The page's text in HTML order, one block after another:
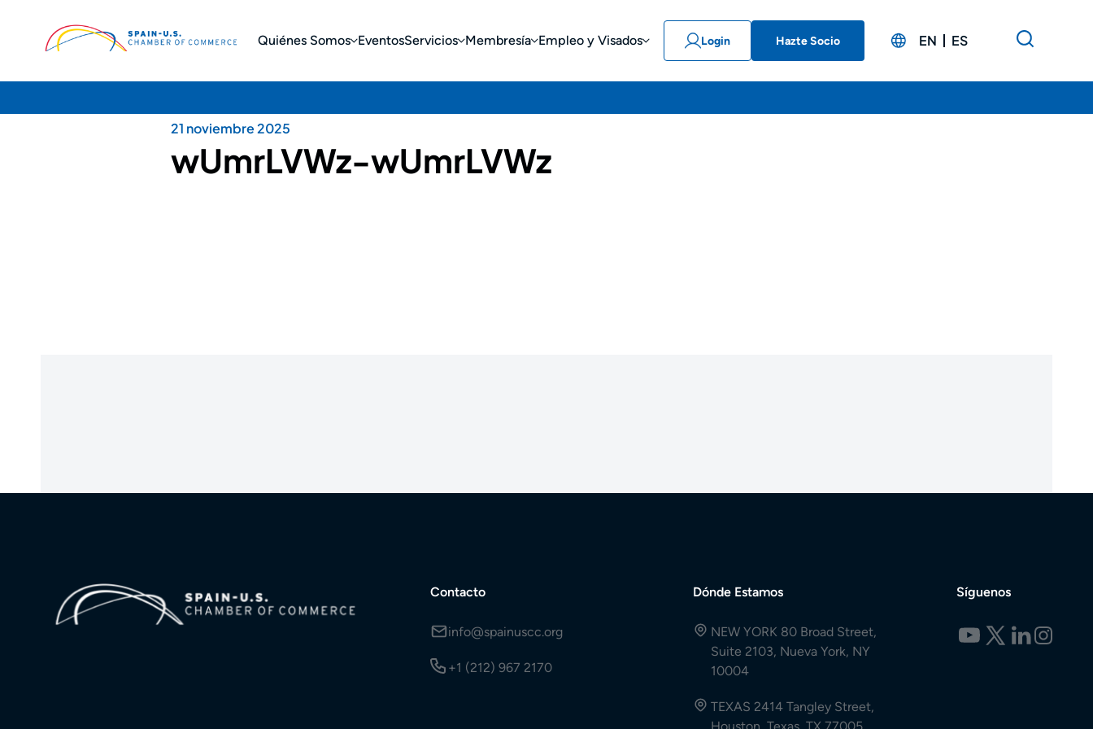
Quiénes Somos EventosServicios Membresía Empleo y Visados Login Hazte Socio EN ES
21 noviembre 2025
wUmrLVWz-wUmrLVWz
Contacto
info@spainuscc.org
+1 (212) 967 2170
Dónde Estamos
NEW YORK 80 Broad Street,
Suite 2103, Nueva York, NY
10004
TEXAS 2414 Tangley Street,
Síguenos